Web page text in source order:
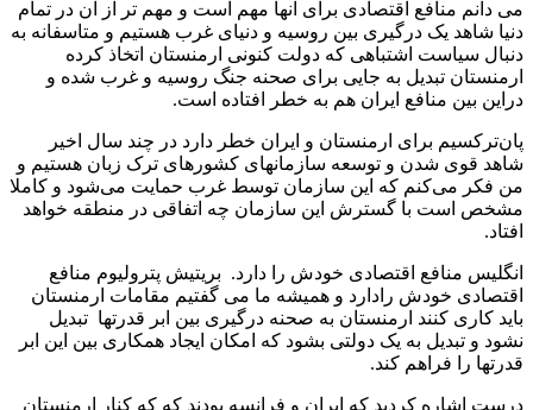
می دانم منافع اقتصادی برای آنها مهم است و مهم تر از آن در تمام
دنیا شاهد یک درگیری بین روسیه و دنیای غرب هستیم و متاسفانه به
دنبال سیاست اشتباهی که دولت کنونی ارمنستان اتخاذ کرده
ارمنستان تبدیل به جایی برای صحنه جنگ روسیه و غرب شده و
دراین بین منافع ایران هم به خطر افتاده است.
پان‌ترکسیم برای ارمنستان و ایران خطر دارد در چند سال اخیر
شاهد قوی شدن و توسعه سازمانهای کشورهای ترک زبان هستیم و
من فکر می‌کنم که این سازمان توسط غرب حمایت می‌شود و کاملا
مشخص است با گسترش این سازمان چه اتفاقی در منطقه خواهد
افتاد.
انگلیس منافع اقتصادی خودش را دارد. بریتیش پترولیوم منافع
اقتصادی خودش رادارد و همیشه ما می گفتیم مقامات ارمنستان
باید کاری کنند ارمنستان به صحنه درگیری بین ابر قدرتها تبدیل
نشود و تبدیل به یک دولتی بشود که امکان ایجاد همکاری بین این ابر
قدرتها را فراهم کند.
درست اشاره کردید که ایران و فرانسه بودند که که کنار ارمنستان